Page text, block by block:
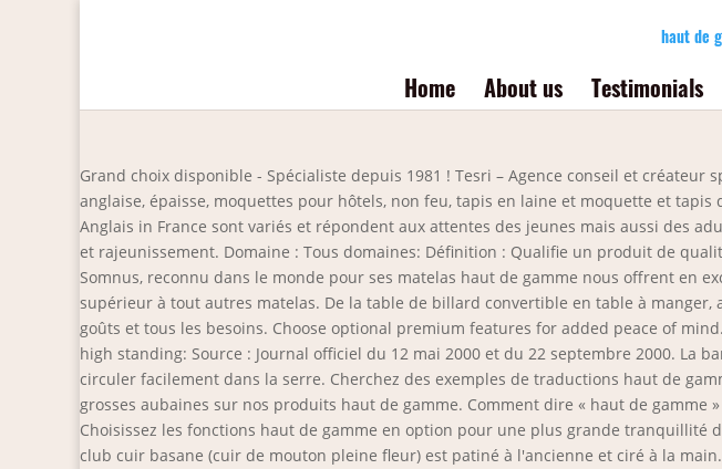
haut de
Home About us Testimonials
Grand choix disponible - Spécialiste depuis 1981 ! Tesri – Agence conseil et
anglaise, épaisse, moquettes pour hôtels, non feu, tapis en laine et moquette et tapis
Anglais in France sont variés et répondent aux attentes des jeunes mais aussi des
et rajeunissement. Domaine : Tous domaines: Définition : Qualifie un produit de
Somnus, reconnu dans le monde pour ses matelas haut de gamme nous offrent en
supérieur à tout autres matelas. De la table de billard convertible en table à
goûts et tous les besoins. Choose optional premium features for added peace of
high standing: Source : Journal officiel du 12 mai 2000 et du 22 septembre 2000.
circuler facilement dans la serre. Cherchez des exemples de traductions haut de
grosses aubaines sur nos produits haut de gamme. Comment dire « haut de gamme
Choisissez les fonctions haut de gamme en option pour une plus grande
club cuir basane (cuir de mouton pleine fleur) est patiné à l'ancienne et ciré à la